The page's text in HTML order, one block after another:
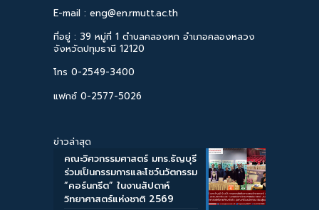
E-mail : eng@en.rmutt.ac.th
ที่อยู่ : 39 หมู่ที่ 1 ตำบลคลองหก อำเภอคลองหลวง
จังหวัดปทุมธานี 12120
โทร 0-2549-3400
แฟกซ์ 0-2577-5026
ข่าวล่าสุด
คณะวิศวกรรมศาสตร์ มทร.ธัญบุรี
ร่วมเป็นกรรมการและโชว์นวัตกรรม
“คอร์นกรีต” ในงานสัปดาห์
วิทยาศาสตร์แห่งชาติ 2569